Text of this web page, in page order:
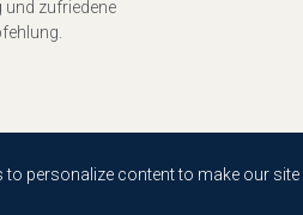
personalize content to make our
und zufriedene
|Sitemap| Powered byAgendum